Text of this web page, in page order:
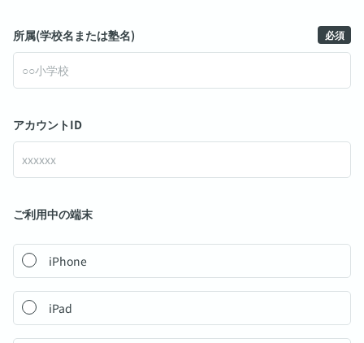
所属(学校名または塾名)
アカウントID
ご利用中の端末
iPhone
iPad